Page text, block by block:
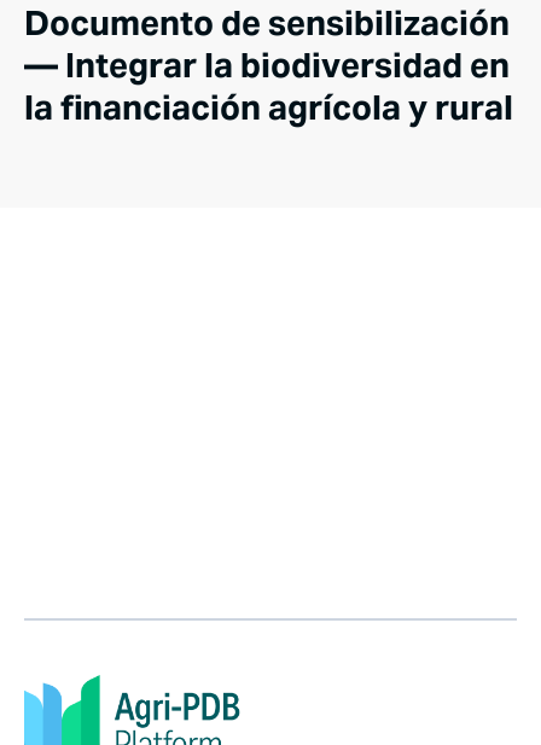
Documento de sensibilización
— Integrar la biodiversidad en
la financiación agrícola y rural